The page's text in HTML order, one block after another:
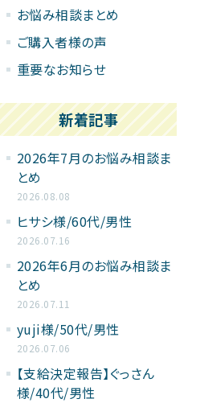
お悩み相談まとめ
ご購入者様の声
重要なお知らせ
新着記事
2026年7月のお悩み相談ま
とめ
2026.08.08
ヒサシ様/60代/男性
2026.07.16
2026年6月のお悩み相談ま
とめ
2026.07.11
yuji様/50代/男性
2026.07.06
【支給決定報告】ぐっさん
様/40代/男性